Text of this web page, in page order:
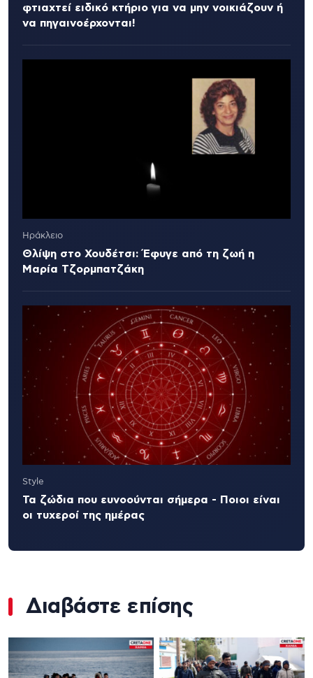
φτιαχτεί ειδικό κτήριο για να μην νοικιάζουν ή
να πηγαινοέρχονται!
Ηράκλειο
Θλίψη στο Χουδέτσι: Έφυγε από τη ζωή η
Μαρία Τζορμπατζάκη
Style
Τα ζώδια που ευνοούνται σήμερα - Ποιοι είναι
οι τυχεροί της ημέρας
Διαβάστε επίσης